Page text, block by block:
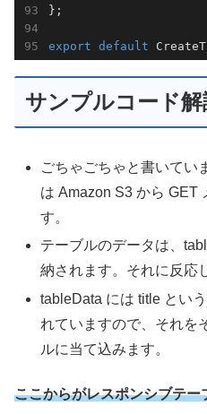
};
export default
サンプルコード解
ごちゃごちゃと書いてい
は Amazon S3 から GET
す。
テーブルのデータは、
納されます。それに反応
tableData には title とい
れていますので、それを
ルに当て込みます。
ここからがレスポンシブテー